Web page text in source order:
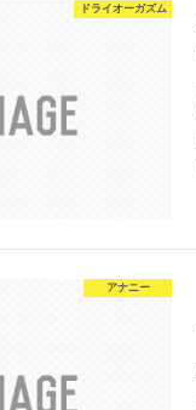
ドライオーガズム
アナニー